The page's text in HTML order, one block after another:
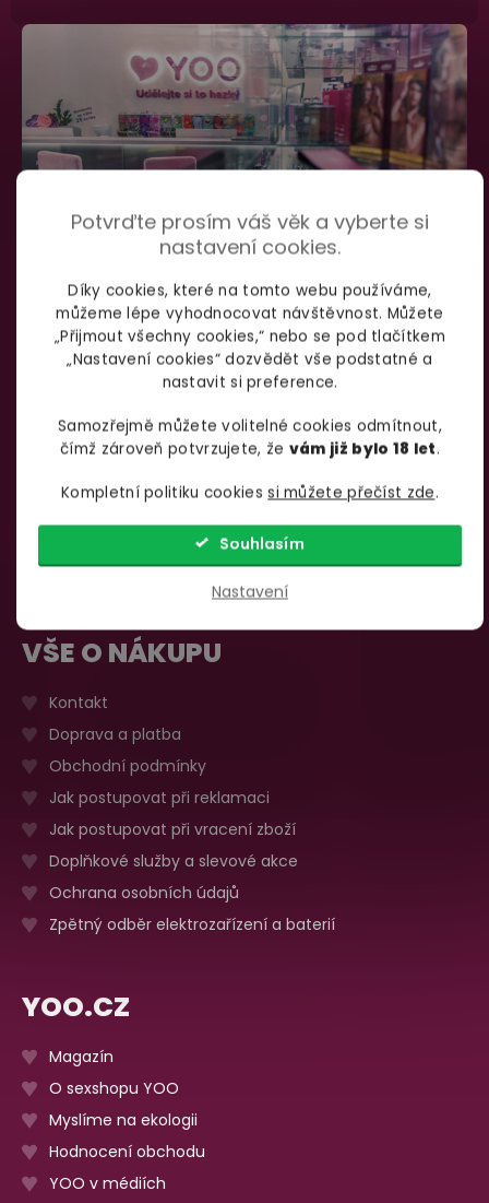
Potvrďte prosím váš věk a vyberte si
nastavení cookies.
Díky cookies, které na tomto webu používáme,
můžeme lépe vyhodnocovat návštěvnost. Můžete
„Přijmout všechny cookies,“ nebo se pod tlačítkem
„Nastavení cookies“ dozvědět vše podstatné a
nastavit si preference.
Samozřejmě můžete volitelné cookies odmítnout,
čímž zároveň potvrzujete, že vám již bylo 18 let.
Kompletní politiku cookiessi můžete přečíst zde.
Nastavení
Souhlasím
SHOWROOM BRNO
735 876 206
Pondělí – pátek:
Sobota, neděle
Zavřeno
VŠE O NÁKUPU
Kontakt
Doprava a platba
Obchodní podmínky
Jak postupovat při reklamaci
Jak postupovat při vracení zboží
Doplňkové služby a slevové akce
Ochrana osobních údajů
Zpětný odběr elektrozařízení a baterií
YOO.CZ
Magazín
O sexshopu YOO
Myslíme na ekologii
Hodnocení obchodu
YOO v médiích